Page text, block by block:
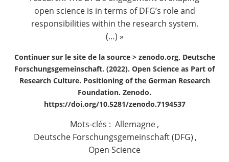
open science is in terms of DFG’s role and
responsibilities within the research system.
(…) »
Continuer sur le site de la source > zenodo.org, Deutsche
Forschungsgemeinschaft. (2022). Open Science as Part of
Research Culture. Positioning of the German Research
Foundation. Zenodo.
https://doi.org/10.5281/zenodo.7194537
Mots-clés : Allemagne ,
Deutsche Forschungsgemeinschaft (DFG) ,
Open Science